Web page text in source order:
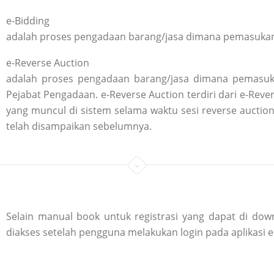
e-Bidding
adalah proses pengadaan barang/jasa dimana
e-Reverse Auction
adalah proses pengadaan barang/jasa dimana
Pejabat Pengadaan. e-Reverse Auction terdiri dari e-
yang muncul di sistem selama waktu sesi reverse
telah disampaikan sebelumnya.
Selain manual book untuk registrasi yang dapat di
diakses setelah pengguna melakukan login pada aplikasi